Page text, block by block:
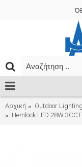
Αρχική Outdoor Lighting
Hemlock LED 28W